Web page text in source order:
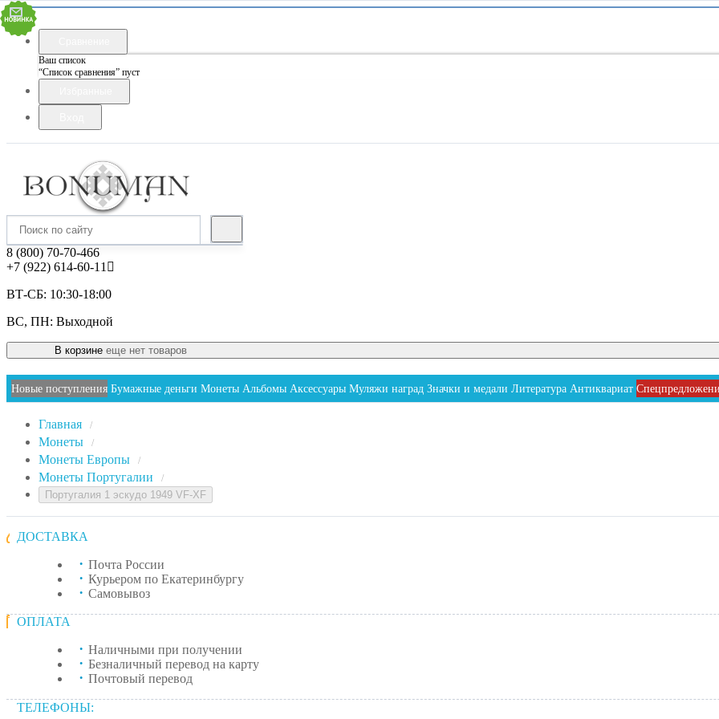
Ваш список
“Список сравнения” пуст
8 (800) 70-70-466
+7 (922) 614-60-11
ВТ-СБ: 10:30-18:00
ВС, ПН: Выходной
В корзине еще нет товаров
Новые поступления Бумажные деньги Монеты Альбомы Аксессуары Муляжи наград Значки и медали Литература Антиквариат
Главная /
Монеты /
Монеты Европы /
Монеты Португалии /
Португалия 1 эскудо 1949 VF-XF
ДОСТАВКА
Почта России
Курьером по Екатеринбургу
Самовывоз
ОПЛАТА
Наличными при получении
Безналичный перевод на карту
Почтовый перевод
ТЕЛЕФОНЫ: